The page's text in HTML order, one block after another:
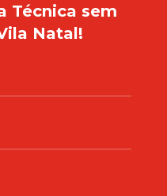
Técnica sem
Natal!